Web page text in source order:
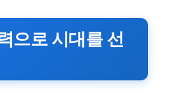
으로 시대를 선